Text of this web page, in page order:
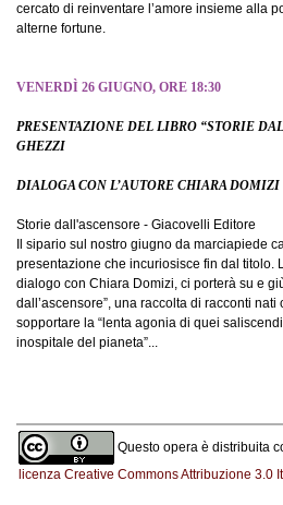
cercato di reinventare l’amore insieme alla
alterne fortune.
VENERDÌ 26 GIUGNO, ORE 18:30
PRESENTAZIONE DEL LIBRO “STORIE
GHEZZI
DIALOGA CON L’AUTORE CHIARA DOMIZI
Storie dall'ascensore - Giacovelli Editore
Il sipario sul nostro giugno da marciapiede
presentazione che incuriosisce fin dal titolo.
dialogo con Chiara Domizi, ci porterà su e
dall’ascensore”, una raccolta di racconti
sopportare la “lenta agonia di quei
inospitale del pianeta”...
Questo opera è distribuita
licenza Creative Commons Attribuzione 3.0